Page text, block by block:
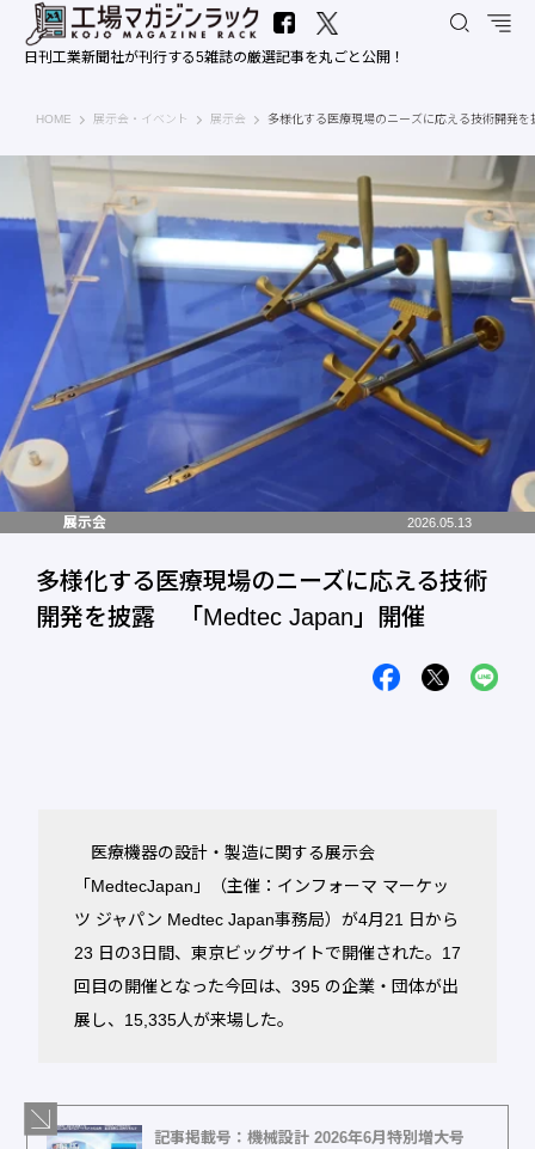
日刊工業新聞社が刊行する5雑誌の厳選記事を丸ごと公開！
HOME 工場マガジンラック｜日刊工業新聞社
展示会・イベント 展示会 多様化する医療現場のニーズに応える技術開発
展示会 2026.05.13
多様化する医療現場のニーズに応える技術
開発を披露 「Medtec Japan」開催
医療機器の設計・製造に関する展示会
「MedtecJapan」（主催：インフォーマ マーケッ
ツ ジャパン Medtec Japan事務局）が4月21 日から
23 日の3日間、東京ビッグサイトで開催された。17
回目の開催となった今回は、395 の企業・団体が出
展し、15,335人が来場した。
記事掲載号：機械設計 2026年6月特別増大号